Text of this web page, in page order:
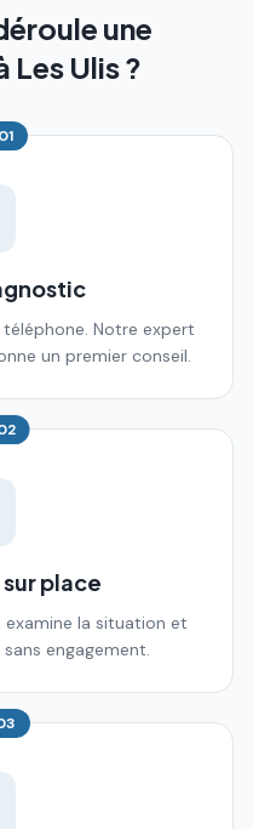
une
Les Ulis ?
01
Notre expert
un premier conseil.
place
examine la situation et
engagement.